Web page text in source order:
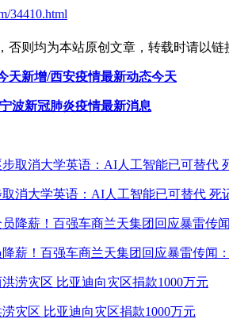
34410.html
否则均为本站原创文章，转载时请以链
天新增/西安疫情最新动态今天
波新冠肺炎疫情最新消息
消大学英语：AI人工智能已可替代 死
薪！百强车商兰天集团回应暴雷传闻
灾区 比亚迪向灾区捐款1000万元